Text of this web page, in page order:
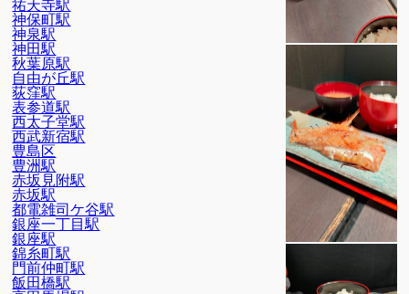
祐天寺駅
神保町駅
神泉駅
神田駅
秋葉原駅
自由が丘駅
荻窪駅
表参道駅
西太子堂駅
西武新宿駅
豊島区
豊洲駅
赤坂見附駅
赤坂駅
都電雑司ケ谷駅
銀座一丁目駅
銀座駅
錦糸町駅
門前仲町駅
飯田橋駅